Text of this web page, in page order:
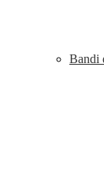
Bandi